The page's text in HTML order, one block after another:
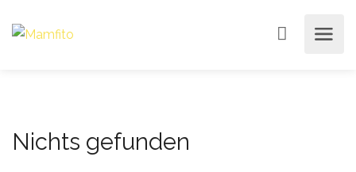
Nichts gefunden